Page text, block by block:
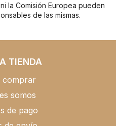
la Comisión Europea pueden
de las mismas.
TIENDA
comprar
somos
de pago